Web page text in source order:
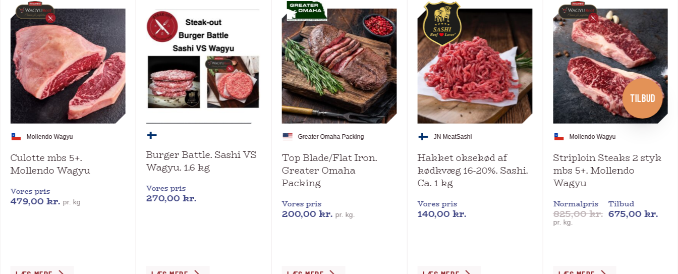
Mollendo Wagyu
Culotte mbs 5+.
Mollendo Wagyu
Vores pris
479,00kr. pr. kg
Dette
Burger Battle. Sashi VS
Wagyu. 1.6 kg
Vores pris
270,00kr.
Greater Omaha Packing
Top Blade/Flat Iron.
Greater Omaha
Packing
Vores pris
200,00kr. pr. kg.
Dette
JN MeatSashi
Hakket oksekød af
kødkvæg 16-20%. Sashi.
Ca. 1 kg
Vores pris
140,00kr.
TILBUD
Mollendo Wagyu
Striploin Steaks 2 styk
mbs 5+. Mollendo
Wagyu
Normalpris
825,00kr.
Tilbud
675,00kr.
pr. kg.
Dette